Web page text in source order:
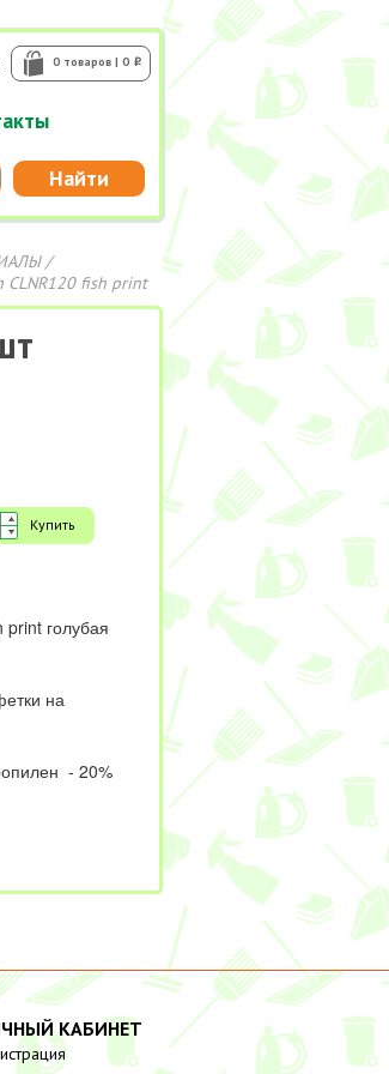
Найти
0 товаров | 0 i
/
CLNR120 fish print
Купить
голубая
на
- 20%
КАБИНЕТ